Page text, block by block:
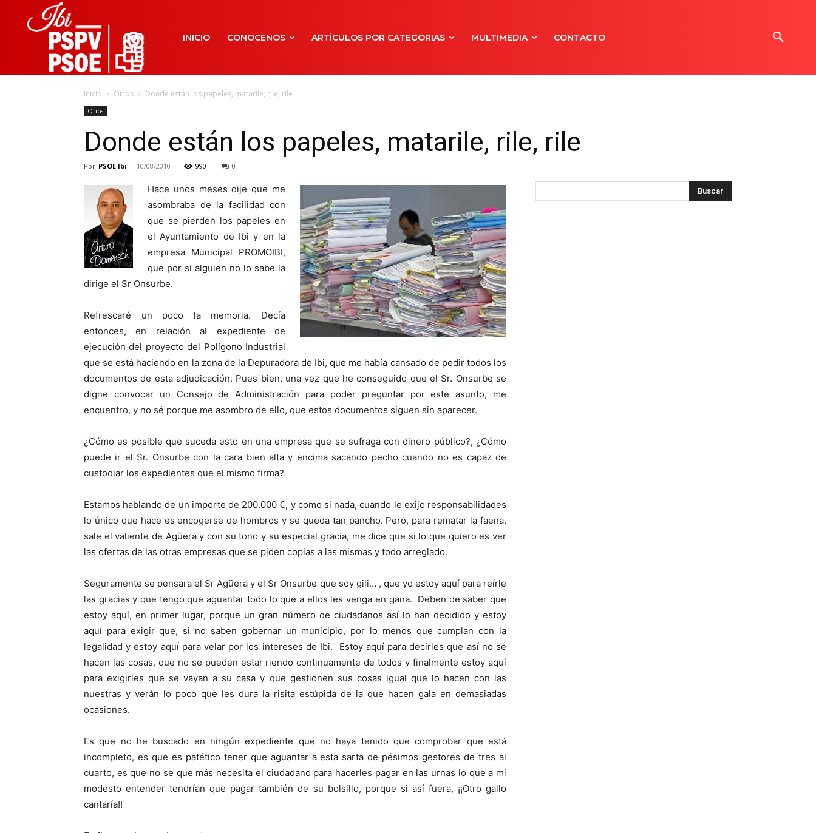
INICIO CONOCENOS ARTÍCULOS POR CATEGORIAS MULTIMEDIA CONTACTO
Inicio Otros Donde están los papeles, matarile, rile, rile
Otros
Donde están los papeles, matarile, rile, rile
Por PSOE Ibi - 10/08/2010 990 0
Hace unos meses dije que me
asombraba de la facilidad con
que se pierden los papeles en
el Ayuntamiento de Ibi y en la
empresa Municipal PROMOIBI,
que por si alguien no lo sabe la
dirige el Sr Onsurbe.
Refrescaré un poco la memoria. Decía
entonces, en relación al expediente de
ejecución del proyecto del Polígono Industrial
que se está haciendo en la zona de la Depuradora de Ibi, que me había cansado de pedir todos los
documentos de esta adjudicación. Pues bien, una vez que he conseguido que el Sr. Onsurbe se
digne convocar un Consejo de Administración para poder preguntar por este asunto, me
encuentro, y no sé porque me asombro de ello, que estos documentos siguen sin aparecer.
¿Cómo es posible que suceda esto en una empresa que se sufraga con dinero público?, ¿Cómo
puede ir el Sr. Onsurbe con la cara bien alta y encima sacando pecho cuando no es capaz de
custodiar los expedientes que el mismo firma?
Estamos hablando de un importe de 200.000 €, y como si nada, cuando le exijo responsabilidades
lo único que hace es encogerse de hombros y se queda tan pancho. Pero, para rematar la faena,
sale el valiente de Agüera y con su tono y su especial gracia, me dice que si lo que quiero es ver
las ofertas de las otras empresas que se piden copias a las mismas y todo arreglado.
Seguramente se pensara el Sr Agüera y el Sr Onsurbe que soy gili… , que yo estoy aquí para reírle
las gracias y que tengo que aguantar todo lo que a ellos les venga en gana. Deben de saber que
estoy aquí, en primer lugar, porque un gran número de ciudadanos así lo han decidido y estoy
aquí para exigir que, si no saben gobernar un municipio, por lo menos que cumplan con la
legalidad y estoy aquí para velar por los intereses de Ibi. Estoy aquí para decirles que así no se
hacen las cosas, que no se pueden estar riendo continuamente de todos y finalmente estoy aquí
para exigirles que se vayan a su casa y que gestionen sus cosas igual que lo hacen con las
nuestras y verán lo poco que les dura la risita estúpida de la que hacen gala en demasiadas
ocasiones.
Es que no he buscado en ningún expediente que no haya tenido que comprobar que está
incompleto, es que es patético tener que aguantar a esta sarta de pésimos gestores de tres al
cuarto, es que no se que más necesita el ciudadano para hacerles pagar en las urnas lo que a mi
modesto entender tendrían que pagar también de su bolsillo, porque si así fuera, ¡¡Otro gallo
cantaría!!